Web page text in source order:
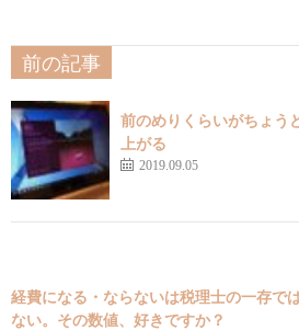
前の記事
前のめりくらいがちょう
上がる
2019.09.05
経費になる・ならないは税理士の一存で
ない。その数値、好きですか？